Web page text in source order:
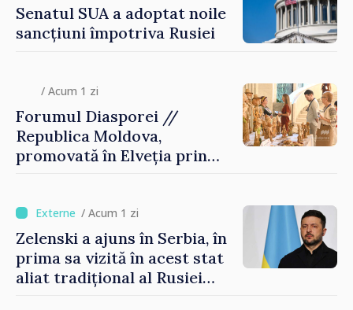
Senatul SUA a adoptat noile
sancțiuni împotriva Rusiei
/ Acum 1 zi
Forumul Diasporei //
Republica Moldova,
promovată în Elveția prin
/ Acum 1 zi
Zelenski a ajuns în Serbia, în
prima sa vizită în acest stat
aliat tradițional al Rusiei